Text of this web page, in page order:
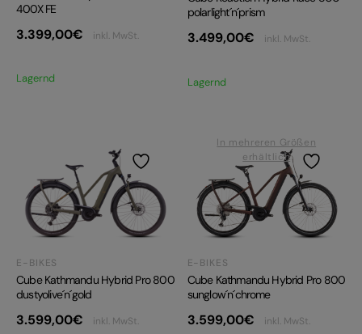
400X FE
3.399,00€ inkl. MwSt.
Lagernd
polarlight´n´prism
3.499,00€ inkl. MwSt.
Lagernd
E-BIKES
Cube Kathmandu Hybrid Pro 800
dustyolive´n´gold
3.599,00€ inkl. MwSt.
In mehreren Größen
erhältlich
E-BIKES
Cube Kathmandu Hybrid Pro 800
sunglow´n´chrome
3.599,00€ inkl. MwSt.